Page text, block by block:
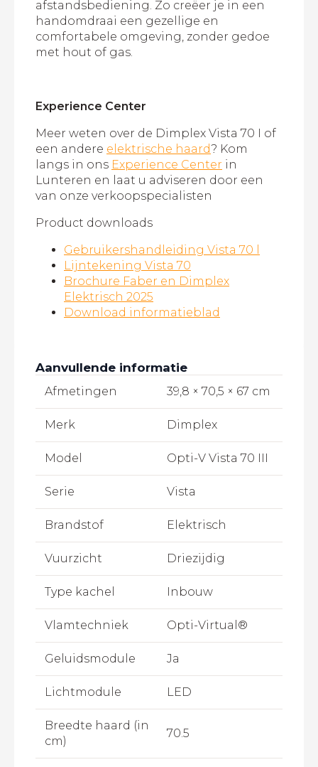
afstandsbediening. Zo creëer je in een
handomdraai een gezellige en
comfortabele omgeving, zonder gedoe
met hout of gas.
Experience Center
Meer weten over de Dimplex Vista 70 I of
een andere elektrische haard? Kom
langs in ons Experience Center in
Lunteren en laat u adviseren door een
van onze verkoopspecialisten
Product downloads
Gebruikershandleiding Vista 70 l
Lijntekening Vista 70
Brochure Faber en Dimplex
Elektrisch 2025
Download informatieblad
Aanvullende informatie
Afmetingen 39,8 × 70,5 × 67 cm
Merk Dimplex
Model Opti-V Vista 70 III
Serie Vista
Brandstof Elektrisch
Vuurzicht Driezijdig
Type kachel Inbouw
Vlamtechniek Opti-Virtual®
Geluidsmodule Ja
Lichtmodule LED
Breedte haard (in
cm)
70.5